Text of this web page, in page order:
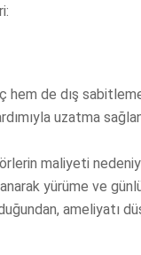
de dış
uzatma
maliyeti
yürüme ve
ameliyatı